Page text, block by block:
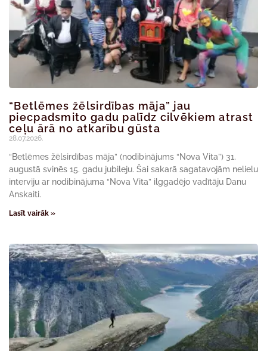
“Betlēmes žēlsirdības māja” jau
piecpadsmito gadu palīdz cilvēkiem atrast
ceļu ārā no atkarību gūsta
28.07.2026.
“Betlēmes žēlsirdības māja” (nodibinājums “Nova Vita”) 31.
augustā svinēs 15. gadu jubileju. Šai sakarā sagatavojām nelielu
interviju ar nodibinājuma “Nova Vita” ilggadējo vadītāju Danu
Anskaiti.
Lasīt vairāk »